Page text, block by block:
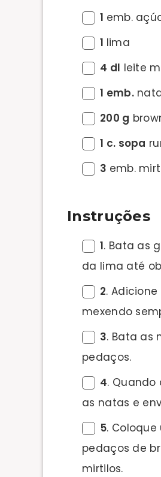
1 emb.
1 lima
4 dl leite
1 emb.
200 g
1 c. sopa
3 emb.
Instruções
1. Bata as
da lima até
2.
mexendo
3. Bata as
pedaços.
4.
as natas e
5.
pedaços de
mirtilos.